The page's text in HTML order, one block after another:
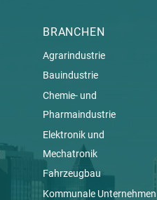
BRANCHEN
Agrarindustrie
Bauindustrie
Chemie- und
Pharmaindustrie
Elektronik und
Mechatronik
Fahrzeugbau
Kommunale Unternehmen